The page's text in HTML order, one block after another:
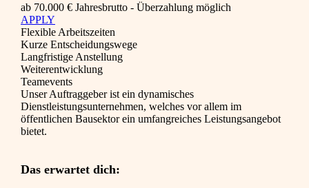
ab 70.000 € Jahresbrutto - Überzahlung möglich
APPLY
Flexible Arbeitszeiten
Kurze Entscheidungswege
Langfristige Anstellung
Weiterentwicklung
Teamevents
Unser Auftraggeber ist ein dynamisches
Dienstleistungsunternehmen, welches vor allem im
öffentlichen Bausektor ein umfangreiches Leistungsangebot
bietet.
Das erwartet dich: